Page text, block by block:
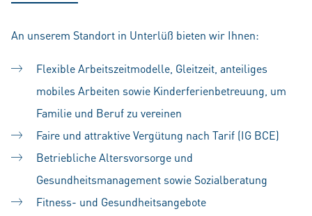
An unserem Standort in Unterlüß bieten wir Ihnen:
Flexible Arbeitszeitmodelle, Gleitzeit, anteiliges
mobiles Arbeiten sowie Kinderferienbetreuung, um
Familie und Beruf zu vereinen
Faire und attraktive Vergütung nach Tarif (IG BCE)
Betriebliche Altersvorsorge und
Gesundheitsmanagement sowie Sozialberatung
Fitness- und Gesundheitsangebote